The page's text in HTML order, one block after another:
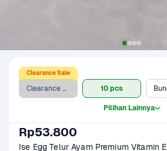
Clearance Sale
Clearance Sale
10 pcs
Pilihan Lainnya
Rp53.800
Ise Egg Telur Ayam Premium Vitamin E